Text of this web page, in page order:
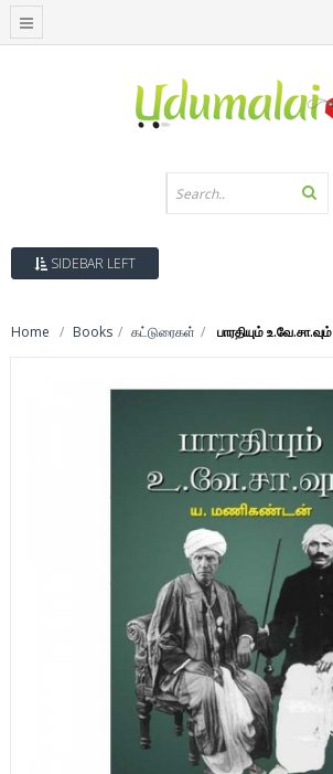
SIDEBAR LEFT
Home Books கட்டுரைகள் பாரதியும் உ.வே.சா.வும்